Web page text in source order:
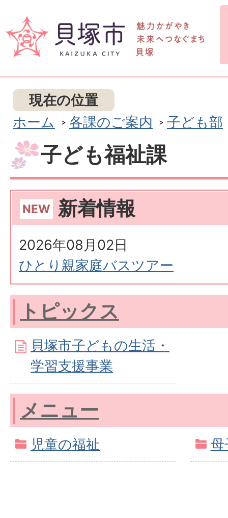
現在の位置
ホーム
各課のご案内 子ども部
子ども福祉課
新着情報
2026年08月02日
ひとり親家庭バスツアー
トピックス
貝塚市子どもの生活・
学習支援事業
メニュー
児童の福祉 母